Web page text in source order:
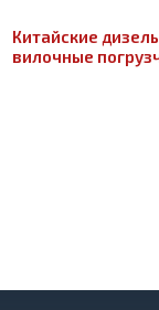
Китайские
вилочные